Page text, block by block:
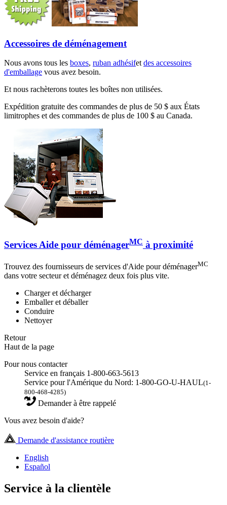
Accessoires de déménagement
Nous avons tous les boxes, ruban adhésifetdes accessoires
d'emballage vous avez besoin.
Et nous rachèterons toutes les boîtes non utilisées.
Expédition gratuite des commandes de plus de 50 $ aux États
limitrophes et des commandes de plus de 100 $ au Canada.
Services Aide pour déménagerMC à proximité
Trouvez des fournisseurs de services d'Aide pour déménagerMC
dans votre secteur et déménagez deux fois plus vite.
Charger et décharger
Emballer et déballer
Conduire
Nettoyer
Retour
Haut de la page
Pour nous contacter
Service en français 1-800-663-5613
Service pour l'Amérique du Nord: 1-800-GO-U-HAUL(1-
800-468-4285)
Demander à être rappelé
Vous avez besoin d'aide?
Demande d'assistance routière
English
Español
Service à la clientèle